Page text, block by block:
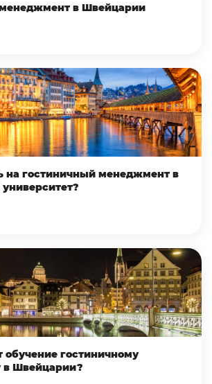
в Швейцарии
на гостиничный менеджмент в
обучение гостиничному
Швейцарии?